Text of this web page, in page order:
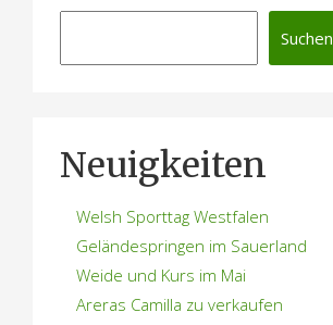
Suchen
Neuigkeiten
Welsh Sporttag Westfalen
Geländespringen im Sauerland
Weide und Kurs im Mai
Areras Camilla zu verkaufen